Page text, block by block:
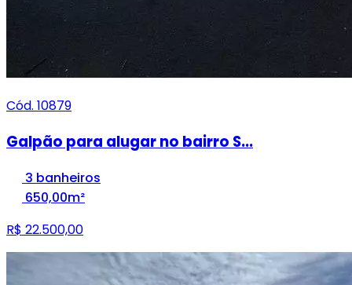
Cód. 10879
Galpão para alugar no bairro S...
3 banheiros
650,00m²
R$ 22.500,00